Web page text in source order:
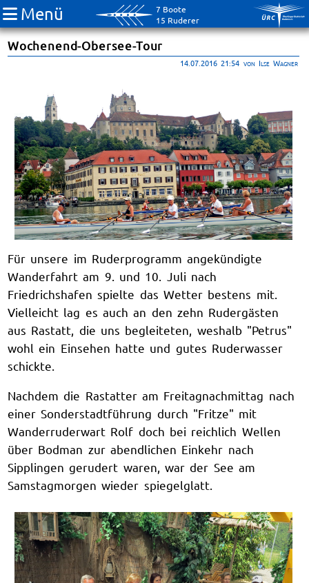
7 Boote
15 Ruderer
Menü
Wochenend-Obersee-Tour
14.07.2016 21:54 von Ilse Wagner
Für unsere im Ruderprogramm angekündigte
Wanderfahrt am 9. und 10. Juli nach
Friedrichshafen spielte das Wetter bestens mit.
Vielleicht lag es auch an den zehn Rudergästen
aus Rastatt, die uns begleiteten, weshalb "Petrus"
wohl ein Einsehen hatte und gutes Ruderwasser
schickte.
Nachdem die Rastatter am Freitagnachmittag nach
einer Sonderstadtführung durch "Fritze" mit
Wanderruderwart Rolf doch bei reichlich Wellen
über Bodman zur abendlichen Einkehr nach
Sipplingen gerudert waren, war der See am
Samstagmorgen wieder spiegelglatt.